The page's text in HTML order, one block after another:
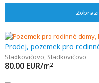
Prodej, pozemek pro
Sládkovičovo, Sládkovičovo
80,00 EUR/m2